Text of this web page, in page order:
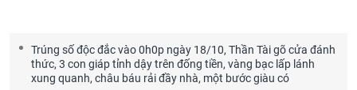
Trúng số độc đắc vào 0h0p ngày 18/10, Thần Tài gõ cửa đánh
thức, 3 con giáp tỉnh dậy trên đống tiền, vàng bạc lấp lánh
xung quanh, châu báu rải đầy nhà, một bước giàu có